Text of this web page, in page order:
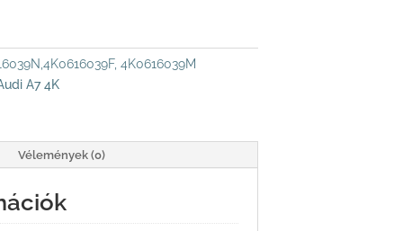
4K0616039M
A7 4K
Vélemények (0)